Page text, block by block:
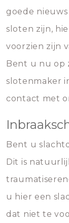
goede
sloten zijn,
voorzien zijn
Bent u nu op
slotenmaker
contact met
Bent u
Dit is
u hier een
dat niet te